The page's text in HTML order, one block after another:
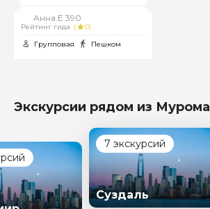
Анна.Е 390
Рейтинг гида (
0)
Групповая
Пешком
Экскурсии рядом из Мурома
7 экскурсий
Суздаль